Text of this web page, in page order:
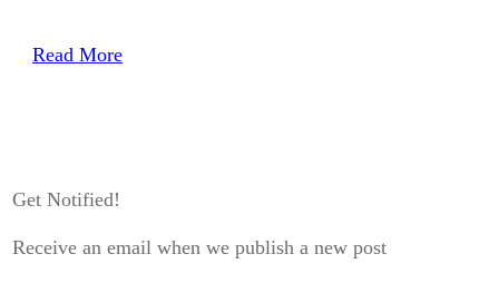
Read More
Get Notified!
Receive an email when we publish a new post